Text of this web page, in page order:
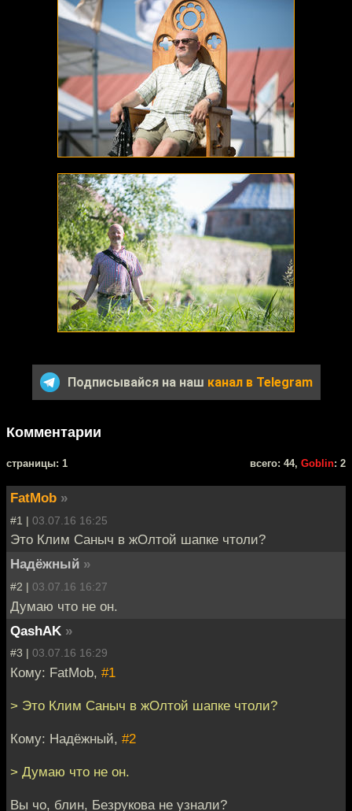
Подписывайся на наш канал в Telegram
Комментарии
cтраницы: 1 всего: 44, Goblin: 2
FatMob »
#1 | 03.07.16 16:25
Это Клим Саныч в жОлтой шапке чтоли?
Надёжный »
#2 | 03.07.16 16:27
Думаю что не он.
QashAK »
#3 | 03.07.16 16:29
Кому: FatMob, #1
> Это Клим Саныч в жОлтой шапке чтоли?
Кому: Надёжный, #2
> Думаю что не он.
Вы чо, блин, Безрукова не узнали?